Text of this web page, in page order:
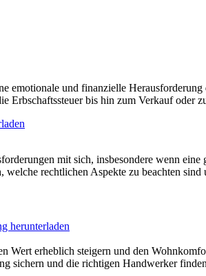
emotionale und finanzielle
Erbschaftssteuer bis hin zum Verkauf
mit sich, insbesondere wenn
welche rechtlichen Aspekte zu beachten
herunterladen
Wert erheblich steigern und den
sichern und die richtigen Handwerker